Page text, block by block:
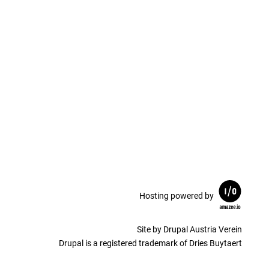
Hosting powered by
Site by Drupal Austria Verein
Drupal is a registered trademark of Dries Buytaert